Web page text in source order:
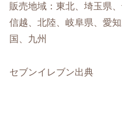
販売地域：東北、埼玉県
信越、北陸、岐阜県、愛
国、九州
セブンイレブン出典